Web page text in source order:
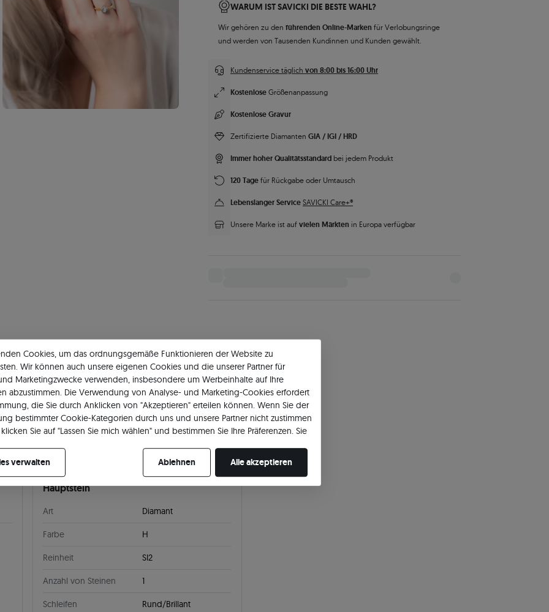
WARUM IST SAVICKI DIE BESTE WAHL?
Wir gehören zu den führenden Online-Marken für Verlobungsringe
und werden von Tausenden Kundinnen und Kunden gewählt.
Kundenservice täglich von 8:00 bis 16:00 Uhr
Kostenlose Größenanpassung
Kostenlose Gravur
Zertifizierte Diamanten GIA / IGI / HRD
Immer hoher Qualitätsstandard bei jedem Produkt
120 Tage für Rückgabe oder Umtausch
Lebenslanger Service SAVICKI Care+®
Unsere Marke ist auf vielen Märkten in Europa verfügbar
Ring Weißgold mit Brillanten
Hauptstein
Art Diamant
Farbe H
Reinheit SI2
Anzahl von Steinen 1
Schleifen Rund/Brillant
Cookies, um das ordnungsgemäße Funktionieren der Website zu
Wir können auch unsere eigenen Cookies und die unserer Partner für
Marketingzwecke verwenden, insbesondere um Werbeinhalte auf Ihre
abzustimmen. Die Verwendung von Analyse- und Marketing-Cookies erfordert
die Sie durch Anklicken von "Akzeptieren" erteilen können. Wenn Sie der
bestimmter Cookie-Kategorien durch uns und unsere Partner nicht zustimmen
Sie auf "Lassen Sie mich wählen" und bestimmen Sie Ihre Präferenzen. Sie
verwalten
Ablehnen Alle akzeptieren